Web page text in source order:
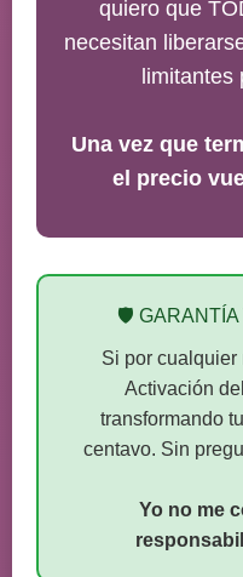
quiero que
necesitan
limitantes
Una vez que
el precio
🛡️ GARANTÍA
Si por cualquier
Activación
transformando
centavo. Sin
Yo no me